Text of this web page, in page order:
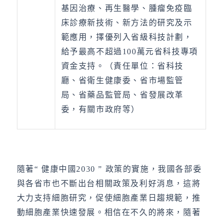
基因治療、再生醫學、腫瘤免疫臨
床診療新技術、新方法的研究及示
範應用，擇優列入省級科技計劃，
給予最高不超過100萬元省科技專項
資金支持。（責任單位：省科技
廳、省衛生健康委、省市場監管
局、省藥品監管局、省發展改革
委，有關市政府等）
隨著“ 健康中國2030 ” 政策的實施，我國各部委
與各省市也不斷出台相關政策及利好消息，這將
大力支持細胞研究，促使細胞產業日趨規範，推
動細胞產業快速發展。相信在不久的將來，隨著